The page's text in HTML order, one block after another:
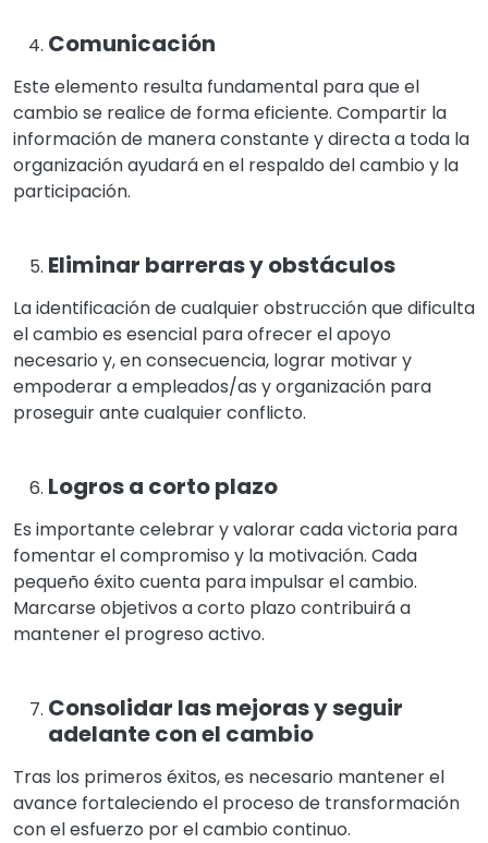
Comunicación
Este elemento resulta fundamental para que el
cambio se realice de forma eficiente. Compartir la
información de manera constante y directa a toda la
organización ayudará en el respaldo del cambio y la
participación.
Eliminar barreras y obstáculos
La identificación de cualquier obstrucción que dificulta
el cambio es esencial para ofrecer el apoyo
necesario y, en consecuencia, lograr motivar y
empoderar a empleados/as y organización para
proseguir ante cualquier conflicto.
Logros a corto plazo
Es importante celebrar y valorar cada victoria para
fomentar el compromiso y la motivación. Cada
pequeño éxito cuenta para impulsar el cambio.
Marcarse objetivos a corto plazo contribuirá a
mantener el progreso activo.
Consolidar las mejoras y seguir
adelante con el cambio
Tras los primeros éxitos, es necesario mantener el
avance fortaleciendo el proceso de transformación
con el esfuerzo por el cambio continuo.